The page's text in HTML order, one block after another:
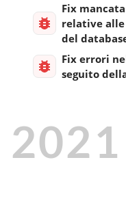
Fix
relative alle
del
Fix errori
seguito
2021